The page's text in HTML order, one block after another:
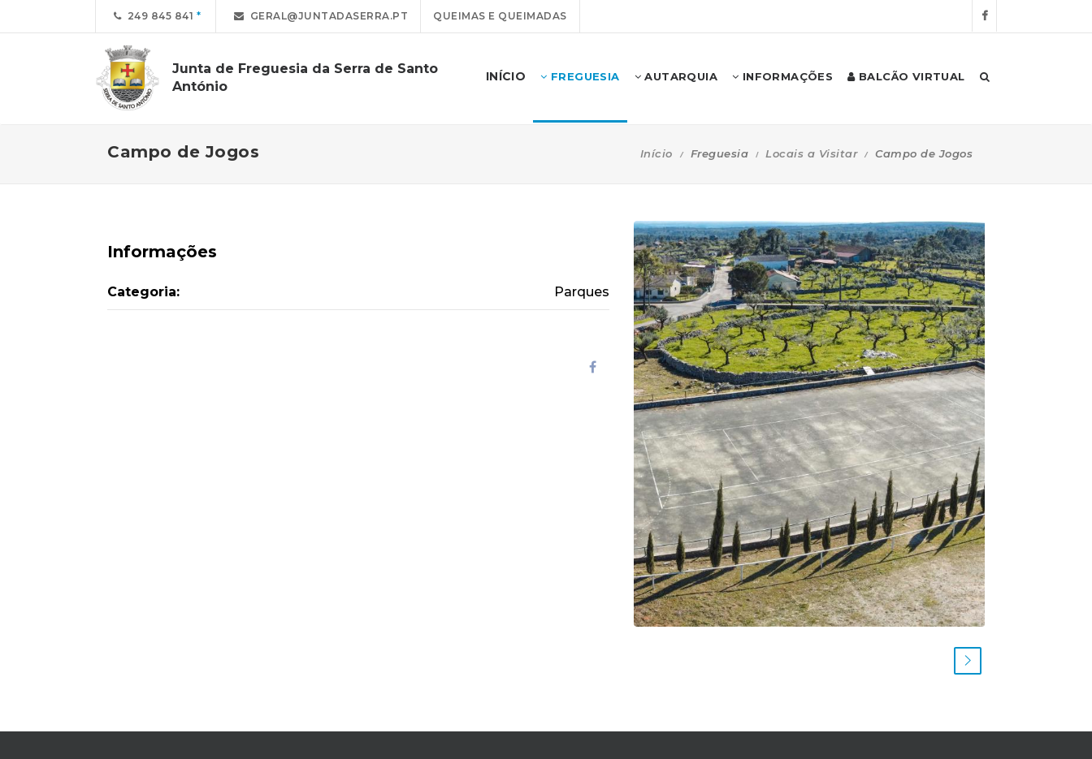
249 845 841 GERAL@JUNTADASERRA.PT QUEIMAS E QUEIMADAS
Junta de Freguesia da Serra de Santo
António
INÍCIO FREGUESIA AUTARQUIA INFORMAÇÕES BALCÃO VIRTUAL
Campo de Jogos Início Freguesia Locais a Visitar Campo de Jogos
Informações
Categoria: Parques